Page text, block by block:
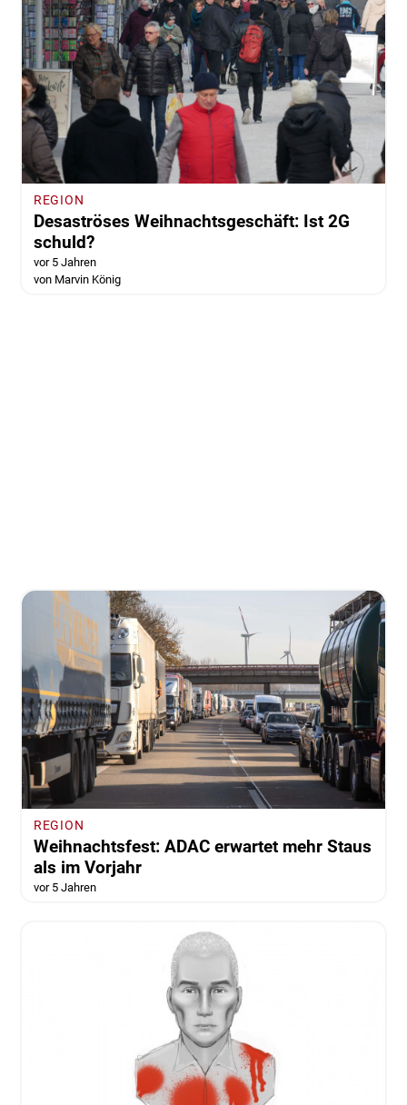
REGION
Desaströses Weihnachtsgeschäft: Ist 2G
schuld?
vor 5 Jahren
von Marvin König
REGION
Weihnachtsfest: ADAC erwartet mehr Staus
als im Vorjahr
vor 5 Jahren